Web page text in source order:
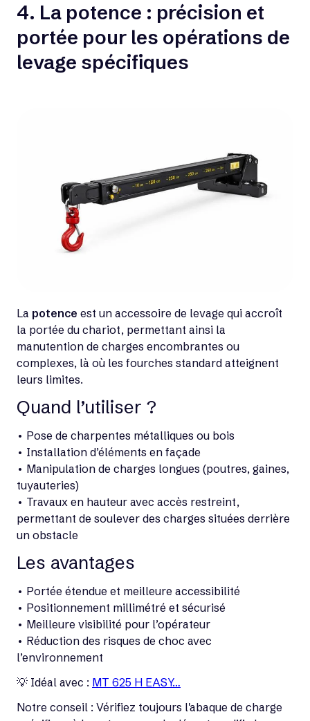
4. La potence : précision et
portée pour les opérations de
levage spécifiques
La potence est un accessoire de levage qui accroît
la portée du chariot, permettant ainsi la
manutention de charges encombrantes ou
complexes, là où les fourches standard atteignent
leurs limites.
Quand l’utiliser ?
• Pose de charpentes métalliques ou bois
• Installation d’éléments en façade
• Manipulation de charges longues (poutres, gaines,
tuyauteries)
• Travaux en hauteur avec accès restreint,
permettant de soulever des charges situées derrière
un obstacle
Les avantages
• Portée étendue et meilleure accessibilité
• Positionnement millimétré et sécurisé
• Meilleure visibilité pour l’opérateur
• Réduction des risques de choc avec
l’environnement
💡 Idéal avec : MT 625 H EASY…
Notre conseil : Vérifiez toujours l'abaque de charge